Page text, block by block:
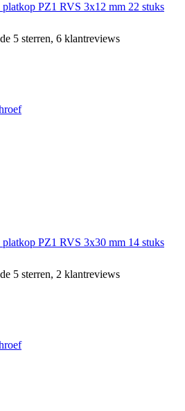
PZ1 RVS 3x12 mm 22 stuks
5 sterren, 6 klantreviews
PZ1 RVS 3x30 mm 14 stuks
5 sterren, 2 klantreviews